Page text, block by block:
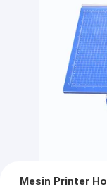
Mesin Printer